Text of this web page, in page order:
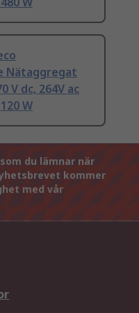
Nätaggregat
V dc, 264V ac
W
du lämnar när
kommer
med vår